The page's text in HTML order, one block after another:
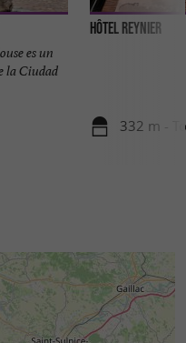
es un
la Ciudad
Hôtel Reynier
332 m -